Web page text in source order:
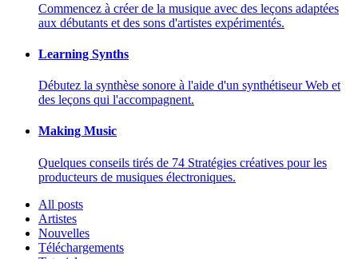
Commencez à créer de la musique avec des leçons adaptées
aux débutants et des sons d'artistes expérimentés.
Learning Synths
Débutez la synthèse sonore à l'aide d'un synthétiseur Web et
des leçons qui l'accompagnent.
Making Music
Quelques conseils tirés de 74 Stratégies créatives pour les
producteurs de musiques électroniques.
All posts
Artistes
Nouvelles
Téléchargements